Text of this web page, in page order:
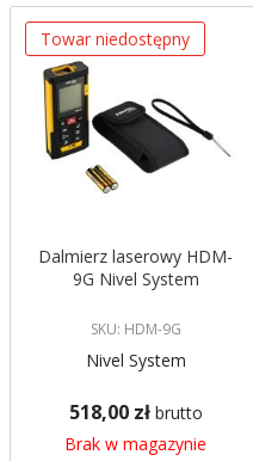
Towar niedostępny
Dalmierz laserowy HDM-
9G Nivel System
SKU: HDM-9G
Nivel System
518,00 zł brutto
Brak w magazynie